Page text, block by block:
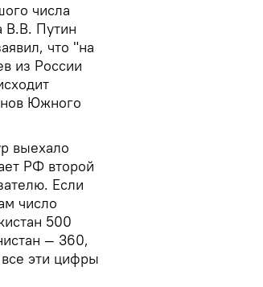
числа
В.В. Путин
что "на
из России
Южного
выехало
РФ второй
Если
число
500
— 360,
эти цифры